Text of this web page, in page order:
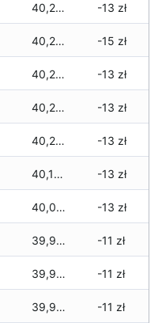
40,250 zł -13 zł
40,250 zł -15 zł
40,250 zł -13 zł
40,215 zł -13 zł
40,215 zł -13 zł
40,160 zł -13 zł
40,025 zł -13 zł
39,925 zł -11 zł
39,925 zł -11 zł
39,925 zł -11 zł